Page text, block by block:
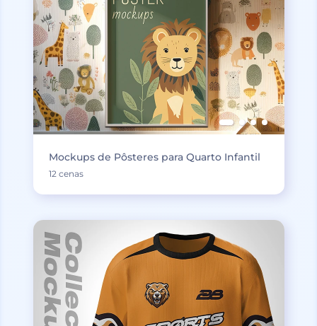
Mockups de Pôsteres para Quarto Infantil
12 cenas